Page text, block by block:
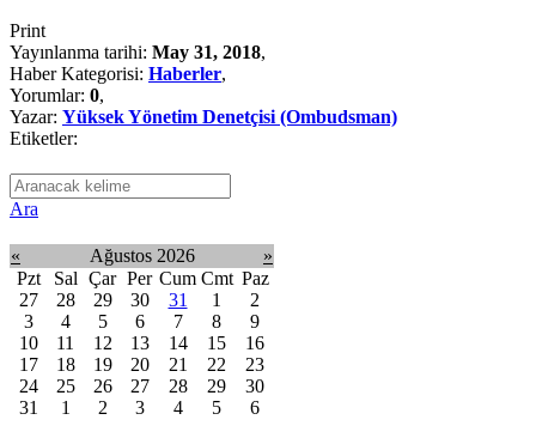
Print
Yayınlanma tarihi: May 31, 2018,
Haber Kategorisi: Haberler,
Yorumlar: 0,
Yazar: Yüksek Yönetim Denetçisi (Ombudsman)
Etiketler:
Ara
« Ağustos 2026
»
Pzt
Sal Çar Per Cum Cmt Paz
27
28 29 30 31 1
2
3
4 5 6 7 8
9
10
11 12 13 14 15
16
17
18 19 20 21 22
23
24
25 26 27 28 29
30
31
1 2 3 4 5 6